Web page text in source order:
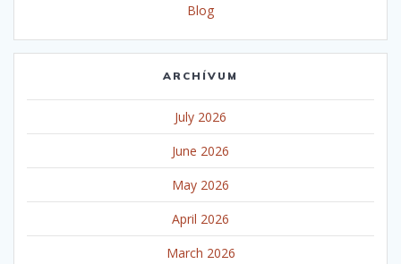
Blog
ARCHÍVUM
July 2026
June 2026
May 2026
April 2026
March 2026